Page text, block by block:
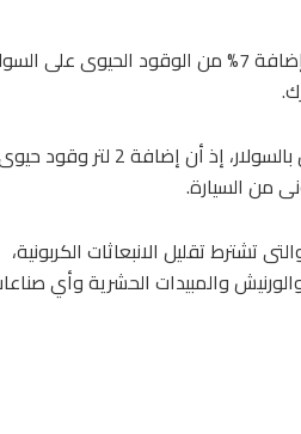
وأوضح أن الشركة قامت بعمل اختبارات على الانبعاثات الكربونية، حيث أن إضافة 7% من الوقود
وتابع أن منتج الشركة تستهدف بشكل أساسى أصحاب السيارات التى تعمل
تشترط تقليل الانبعاثات الكربونية،
والمبيدات الحشرية وأي